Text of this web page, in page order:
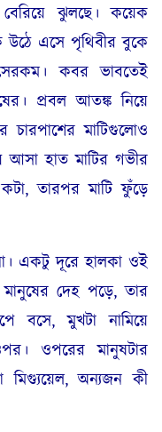
ঝুলছে। কয়েক
উঠে এসে পৃথিবীর বুকে
কবর ভাবতেই
প্রবল আতঙ্ক নিয়ে
মাটিগুলোও
আসা হাত মাটির গভীর
তারপর মাটি ফুঁড়ে
একটু দূরে হালকা ওই
দেহ পড়ে, তার
বসে, মুখটা নামিয়ে
ওপরের মানুষটার
মিগ্যুয়েল, অন্যজন কী